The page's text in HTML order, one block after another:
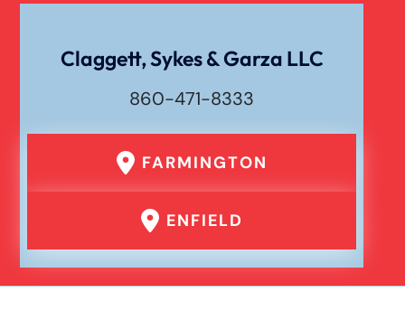
Claggett, Sykes & Garza LLC
860-471-8333
FARMINGTON
ENFIELD